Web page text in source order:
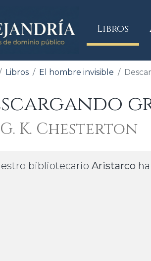
Libros
Libros El hombre invisible
K. Chesterton
bibliotecario Aristarco